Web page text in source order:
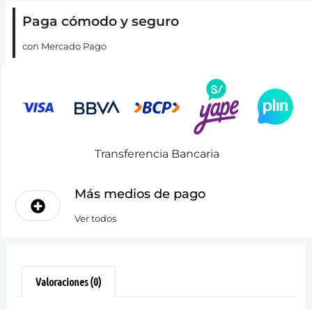
Paga cómodo y seguro
con Mercado Pago
Transferencia Bancaria
Más medios de pago
Ver todos
Valoraciones (0)